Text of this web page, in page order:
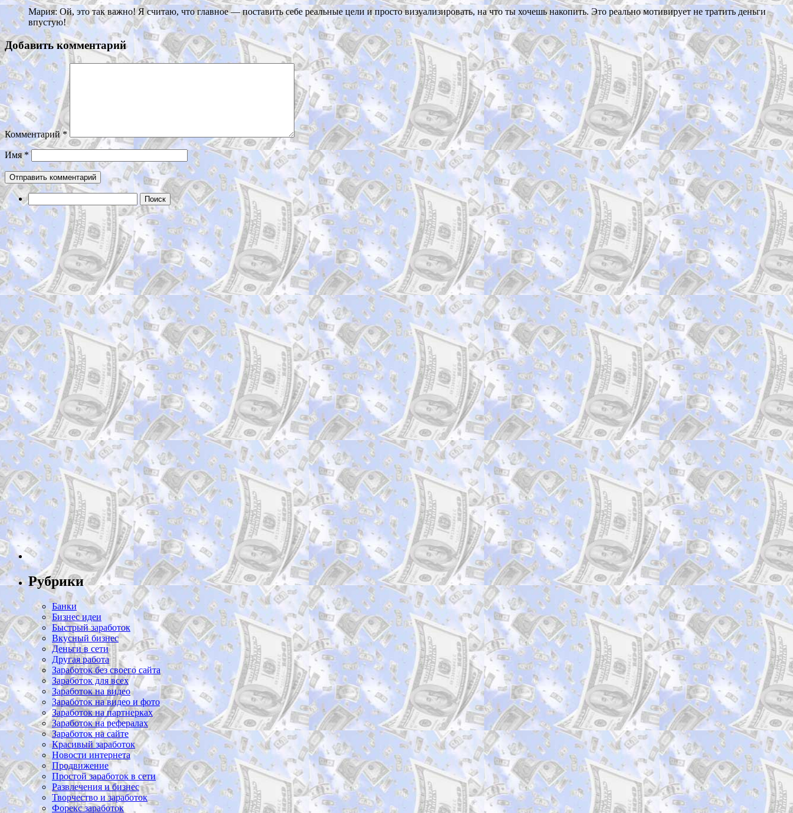
Мария: Ой, это так важно! Я считаю, что главное — поставить себе реальные цели и просто визуализировать, на что ты хочешь накопить. Это реально мотивирует не тратить деньги
впустую!
Добавить комментарий
Комментарий*
Имя*
Найти:
Рубрики
Банки
Бизнес идеи
Быстрый заработок
Вкусный бизнес
Деньги в сети
Другая работа
Заработок без своего сайта
Заработок для всех
Заработок на видео
Заработок на видео и фото
Заработок на партнерках
Заработок на рефералах
Заработок на сайте
Красивый заработок
Новости интернета
Продвижение
Простой заработок в сети
Развлечения и бизнес
Творчество и заработок
Форекс заработок